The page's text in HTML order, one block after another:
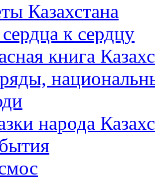
Казахстана
к сердцу
книга
народа